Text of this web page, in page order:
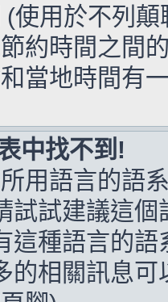
使用於不列
約時間之間
當地時間有
中找不到!
用語言的語
試試建議這
這種語言的
的相關訊息